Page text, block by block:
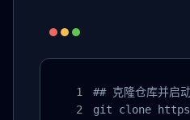
## 克隆仓库并启
git clone